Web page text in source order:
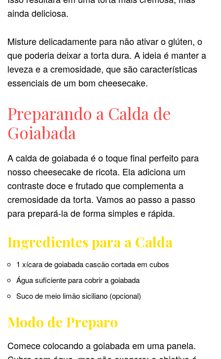
ainda deliciosa.
Misture delicadamente para não ativar o glúten, o
que poderia deixar a torta dura. A ideia é manter a
leveza e a cremosidade, que são características
essenciais de um bom cheesecake.
Preparando a Calda de
Goiabada
A calda de goiabada é o toque final perfeito para
nosso cheesecake de ricota. Ela adiciona um
contraste doce e frutado que complementa a
cremosidade da torta. Vamos ao passo a passo
para prepará-la de forma simples e rápida.
Ingredientes para a Calda
1 xícara de goiabada cascão cortada em cubos
Água suficiente para cobrir a goiabada
Suco de meio limão siciliano (opcional)
Modo de Preparo
Comece colocando a goiabada em uma panela.